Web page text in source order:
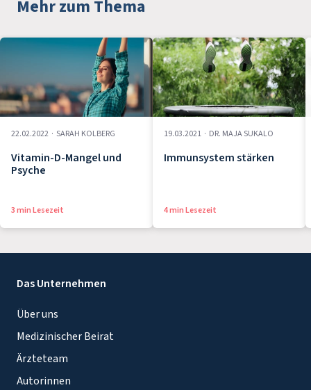
Mehr zum Thema
22.02.2022 · SARAH KOLBERG
Vitamin-D-Mangel und
Psyche
3 min Lesezeit
19.03.2021 · DR. MAJA SUKALO
Immunsystem stärken
4 min Lesezeit
Das Unternehmen
Über uns
Medizinischer Beirat
Ärzteteam
Autorinnen